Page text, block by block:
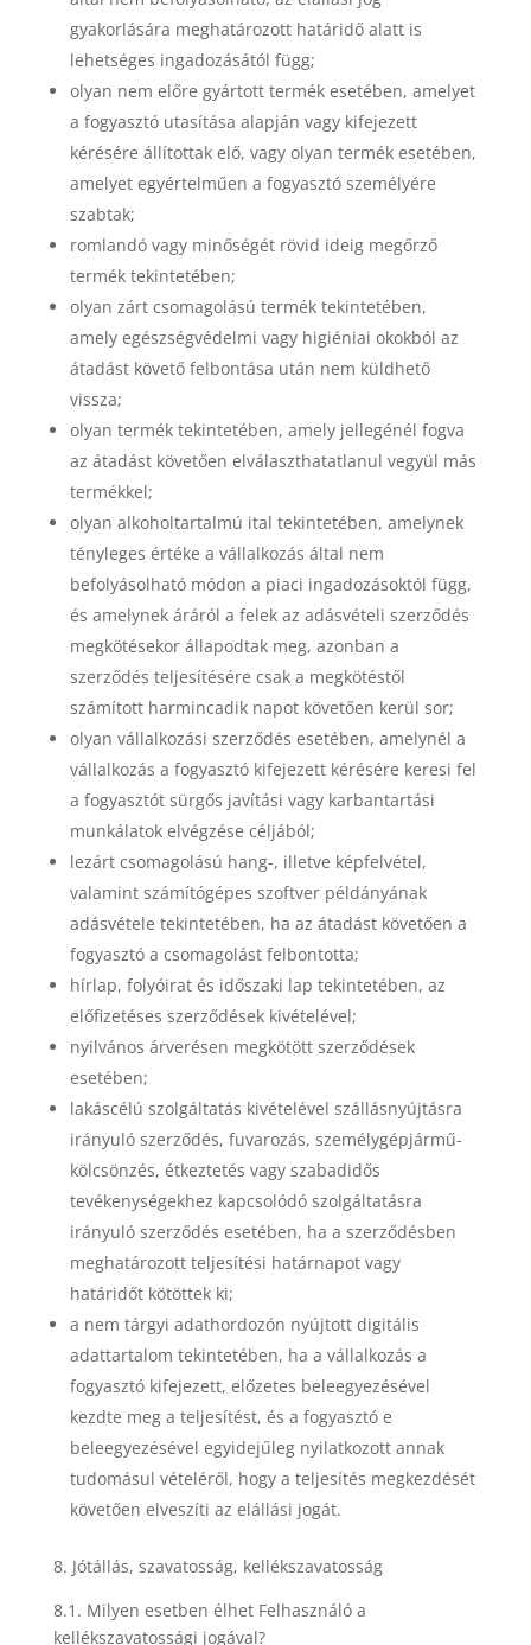
gyakorlására meghatározott határidő alatt is
lehetséges ingadozásától függ;
olyan nem előre gyártott termék esetében, amelyet
a fogyasztó utasítása alapján vagy kifejezett
kérésére állítottak elő, vagy olyan termék esetében,
amelyet egyértelműen a fogyasztó személyére
szabtak;
romlandó vagy minőségét rövid ideig megőrző
termék tekintetében;
olyan zárt csomagolású termék tekintetében,
amely egészségvédelmi vagy higiéniai okokból az
átadást követő felbontása után nem küldhető
vissza;
olyan termék tekintetében, amely jellegénél fogva
az átadást követően elválaszthatatlanul vegyül más
termékkel;
olyan alkoholtartalmú ital tekintetében, amelynek
tényleges értéke a vállalkozás által nem
befolyásolható módon a piaci ingadozásoktól függ,
és amelynek áráról a felek az adásvételi szerződés
megkötésekor állapodtak meg, azonban a
szerződés teljesítésére csak a megkötéstől
számított harmincadik napot követően kerül sor;
olyan vállalkozási szerződés esetében, amelynél a
vállalkozás a fogyasztó kifejezett kérésére keresi fel
a fogyasztót sürgős javítási vagy karbantartási
munkálatok elvégzése céljából;
lezárt csomagolású hang-, illetve képfelvétel,
valamint számítógépes szoftver példányának
adásvétele tekintetében, ha az átadást követően a
fogyasztó a csomagolást felbontotta;
hírlap, folyóirat és időszaki lap tekintetében, az
előfizetéses szerződések kivételével;
nyilvános árverésen megkötött szerződések
esetében;
lakáscélú szolgáltatás kivételével szállásnyújtásra
irányuló szerződés, fuvarozás, személygépjármű-
kölcsönzés, étkeztetés vagy szabadidős
tevékenységekhez kapcsolódó szolgáltatásra
irányuló szerződés esetében, ha a szerződésben
meghatározott teljesítési határnapot vagy
határidőt kötöttek ki;
a nem tárgyi adathordozón nyújtott digitális
adattartalom tekintetében, ha a vállalkozás a
fogyasztó kifejezett, előzetes beleegyezésével
kezdte meg a teljesítést, és a fogyasztó e
beleegyezésével egyidejűleg nyilatkozott annak
tudomásul vételéről, hogy a teljesítés megkezdését
követően elveszíti az elállási jogát.
8. Jótállás, szavatosság, kellékszavatosság
8.1. Milyen esetben élhet Felhasználó a
kellékszavatossági jogával?